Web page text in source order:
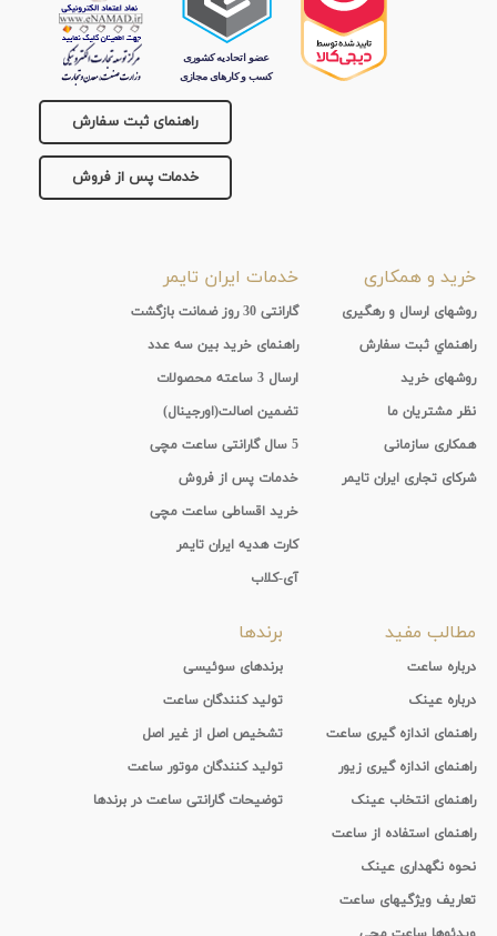
راهنمای ثبت سفارش
خدمات پس از فروش
خرید و همکاری
روشهای ارسال و رهگیری
راهنماي ثبت سفارش
روشهای خرید
نظر مشتریان ما
همکاری سازمانی
شرکای تجاری ایران تایمر
خدمات ایران تایمر
گارانتی 30 روز ضمانت بازگشت
راهنمای خرید بین سه عدد
ارسال 3 ساعته محصولات
تضمین اصالت(اورجینال)
5 سال گارانتی ساعت مچی
خدمات پس از فروش
خرید اقساطی ساعت مچی
کارت هدیه ایران تایمر
آی-کلاب
مطالب مفید
درباره ساعت
درباره عینک
راهنمای اندازه گیری ساعت
راهنمای اندازه گیری زیور
راهنمای انتخاب عینک
راهنمای استفاده از ساعت
نحوه نگهداری عینک
تعاریف ویژگیهای ساعت
برندها
برندهای سوئیسی
تولید کنندگان ساعت
تشخیص اصل از غیر اصل
تولید کنندگان موتور ساعت
توضیحات گارانتی ساعت در برندها